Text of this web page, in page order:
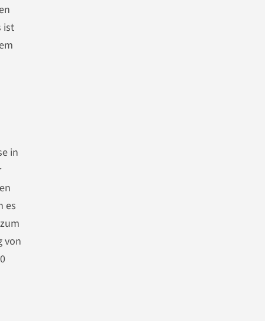
ist
in
es
von